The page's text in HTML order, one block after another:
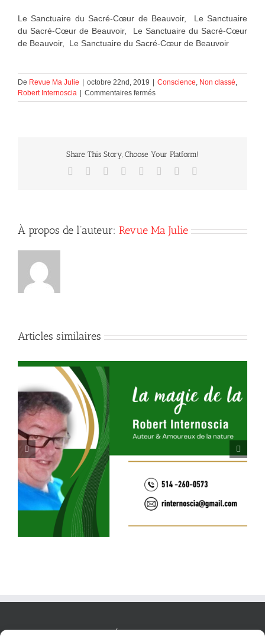
Le Sanctuaire du Sacré-Cœur de Beauvoir, Le Sanctuaire
du Sacré-Cœur de Beauvoir, Le Sanctuaire du Sacré-Cœur
de Beauvoir, Le Sanctuaire du Sacré-Cœur de Beauvoir
De Revue Ma Julie octobre 22nd, 2019 Conscience, Non classé,
Robert Internoscia
Commentaires ferméssur
Le
de
Beauvoir
Share This Story, Choose Your Platform!
Facebook Reddit LinkedIn
TumblrPinterest
À propos de l’auteur: Revue Ma Julie
Articles similaires
Votre enfant intérieur vous appelle
POLITIQUE CONFIDENTIALITÉES